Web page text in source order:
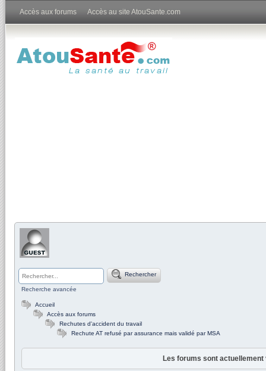
Accès aux forums Accès au site AtouSante.com
Rechercher
Recherche avancée
Accueil
Accès aux forums
Rechutes d'accident du travail
Rechute AT refusé par assurance mais validé par MSA
Les forums sont